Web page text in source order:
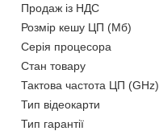
Продаж із НДС
Розмір кешу ЦП (Мб)
Серія процесора
Стан товару
Тактова частота ЦП (GHz)
Тип відеокарти
Тип гарантії